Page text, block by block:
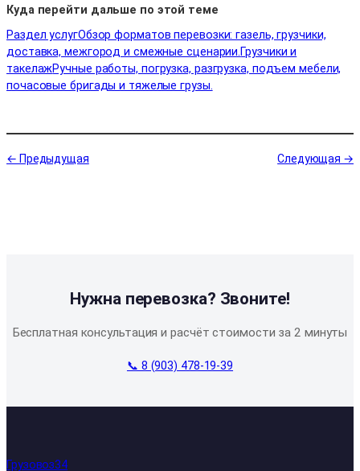
Куда перейти дальше по этой теме
Раздел услугОбзор форматов перевозки: газель, грузчики,
доставка, межгород и смежные сценарии. Грузчики и
такелажРучные работы, погрузка, разгрузка, подъем мебели,
почасовые бригады и тяжелые грузы.
← Предыдущая Следующая →
Нужна перевозка? Звоните!
Бесплатная консультация и расчёт стоимости за 2 минуты
📞 8 (903) 478-19-39
Грузовоз34